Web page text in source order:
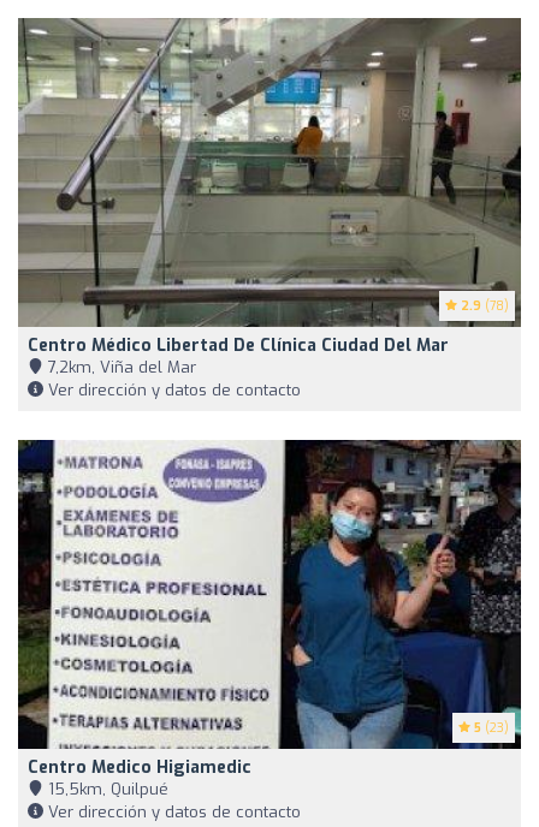
2.9 (78)
Centro Médico Libertad De Clínica Ciudad Del Mar
7,2km, Viña del Mar
Ver dirección y datos de contacto
5 (23)
Centro Medico Higiamedic
15,5km, Quilpué
Ver dirección y datos de contacto